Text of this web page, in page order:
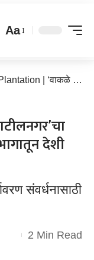
Aa
हरित संकल्प; नागरिकांच्या सहभागातून देशी झाडांचे वृक्षारोपण
देशी
संवर्धनासाठी
2 Min Read